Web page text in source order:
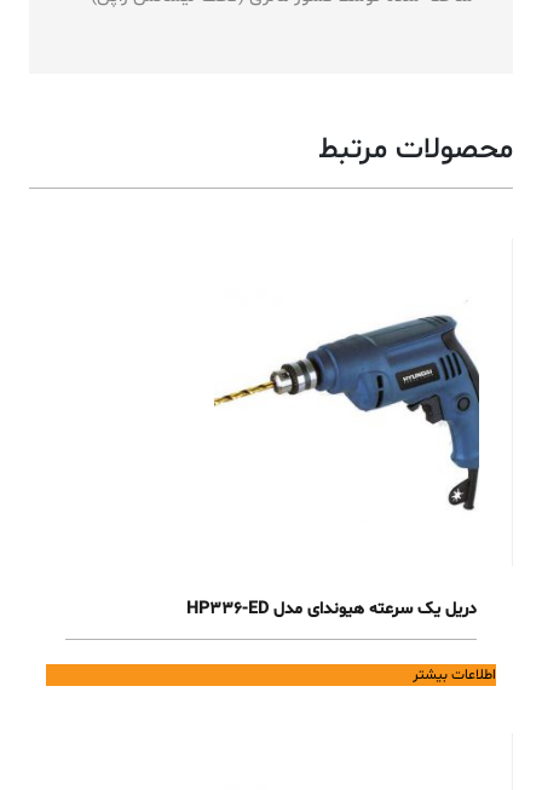
محصولات مرتبط
دریل یک سرعته هیوندای مدل HP336-ED
اطلاعات بیشتر